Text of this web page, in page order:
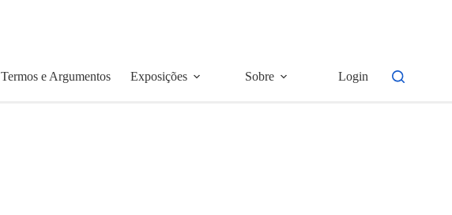
Termos e Argumentos Exposições Sobre Login